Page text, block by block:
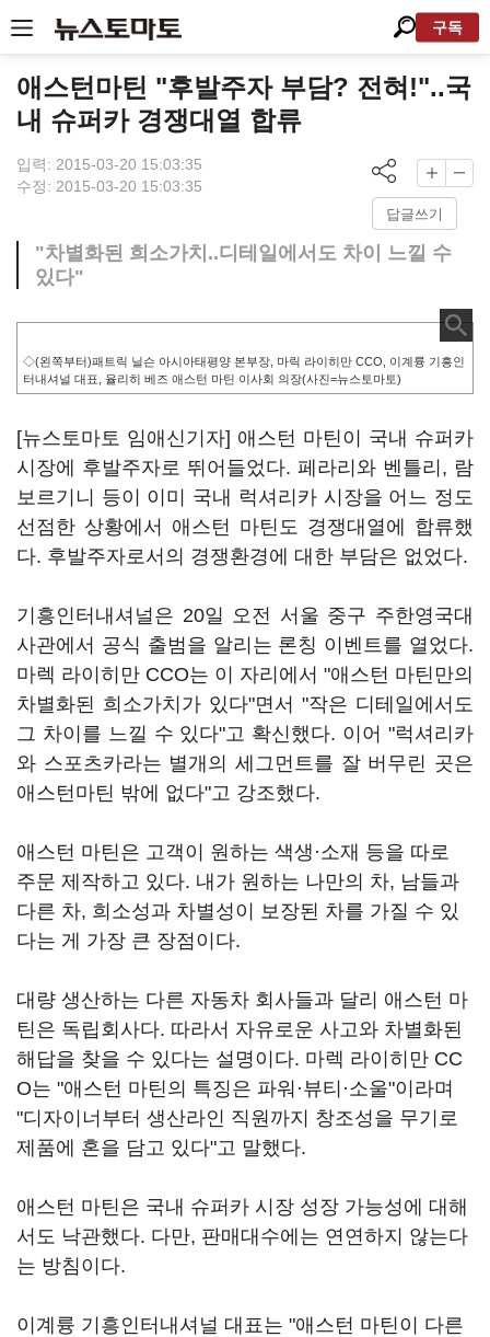
구독
애스턴마틴 "후발주자 부담? 전혀!"..국
내 슈퍼카 경쟁대열 합류
입력: 2015-03-20 15:03:35
수정: 2015-03-20 15:03:35
답글쓰기
"차별화된 희소가치..디테일에서도 차이 느낄 수
있다"
◇(왼쪽부터)패트릭 닐슨 아시아태평양 본부장, 마릭 라이히만 CCO, 이계륭 기흥인
터내셔널 대표, 율리히 베즈 애스턴 마틴 이사회 의장(사진=뉴스토마토)
[뉴스토마토 임애신기자] 애스턴 마틴이 국내 슈퍼카
시장에 후발주자로 뛰어들었다. 페라리와 벤틀리, 람
보르기니 등이 이미 국내 럭셔리카 시장을 어느 정도
선점한 상황에서 애스턴 마틴도 경쟁대열에 합류했
다. 후발주자로서의 경쟁환경에 대한 부담은 없었다.
기흥인터내셔널은 20일 오전 서울 중구 주한영국대
사관에서 공식 출범을 알리는 론칭 이벤트를 열었다.
마렉 라이히만 CCO는 이 자리에서 "애스턴 마틴만의
차별화된 희소가치가 있다"면서 "작은 디테일에서도
그 차이를 느낄 수 있다"고 확신했다. 이어 "럭셔리카
와 스포츠카라는 별개의 세그먼트를 잘 버무린 곳은
애스턴마틴 밖에 없다"고 강조했다.
애스턴 마틴은 고객이 원하는 색생·소재 등을 따로
주문 제작하고 있다. 내가 원하는 나만의 차, 남들과
다른 차, 희소성과 차별성이 보장된 차를 가질 수 있
다는 게 가장 큰 장점이다.
대량 생산하는 다른 자동차 회사들과 달리 애스턴 마
틴은 독립회사다. 따라서 자유로운 사고와 차별화된
해답을 찾을 수 있다는 설명이다. 마렉 라이히만 CC
O는 "애스턴 마틴의 특징은 파워·뷰티·소울"이라며
"디자이너부터 생산라인 직원까지 창조성을 무기로
제품에 혼을 담고 있다"고 말했다.
애스턴 마틴은 국내 슈퍼카 시장 성장 가능성에 대해
서도 낙관했다. 다만, 판매대수에는 연연하지 않는다
는 방침이다.
이계륭 기흥인터내셔널 대표는 "애스턴 마틴이 다른